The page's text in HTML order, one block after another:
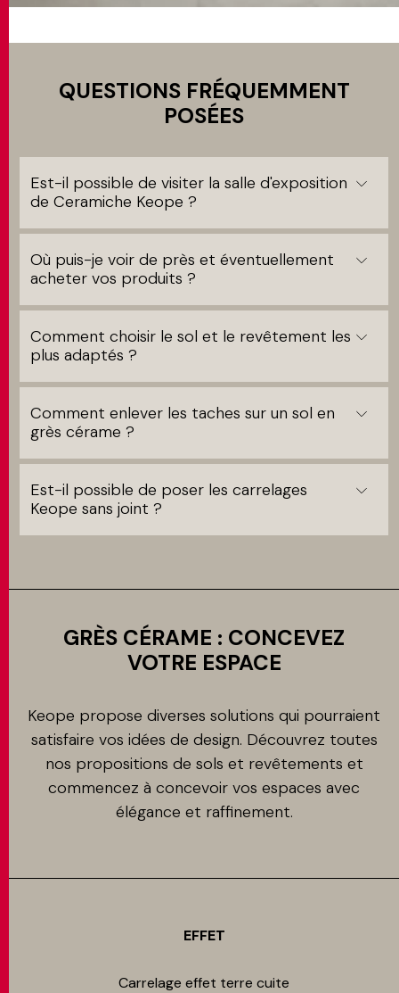
QUESTIONS FRÉQUEMMENT
POSÉES
Est-il possible de visiter la salle d'exposition
de Ceramiche Keope ?
Où puis-je voir de près et éventuellement
acheter vos produits ?
Comment choisir le sol et le revêtement les
plus adaptés ?
Comment enlever les taches sur un sol en
grès cérame ?
Est-il possible de poser les carrelages
Keope sans joint ?
GRÈS CÉRAME : CONCEVEZ
VOTRE ESPACE
Keope propose diverses solutions qui pourraient
satisfaire vos idées de design. Découvrez toutes
nos propositions de sols et revêtements et
commencez à concevoir vos espaces avec
élégance et raffinement.
EFFET
Carrelage effet terre cuite